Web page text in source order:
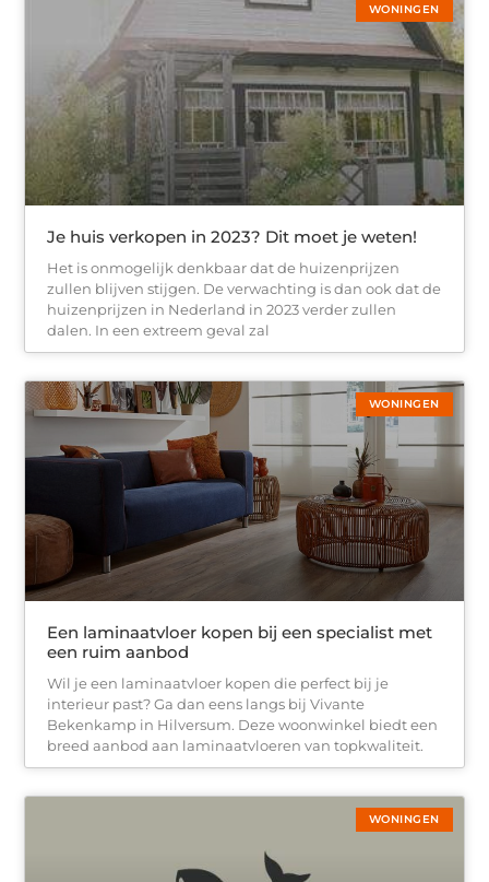
WONINGEN
Je huis verkopen in 2023? Dit moet je weten!
Het is onmogelijk denkbaar dat de huizenprijzen
zullen blijven stijgen. De verwachting is dan ook dat de
huizenprijzen in Nederland in 2023 verder zullen
dalen. In een extreem geval zal
WONINGEN
Een laminaatvloer kopen bij een specialist met
een ruim aanbod
Wil je een laminaatvloer kopen die perfect bij je
interieur past? Ga dan eens langs bij Vivante
Bekenkamp in Hilversum. Deze woonwinkel biedt een
breed aanbod aan laminaatvloeren van topkwaliteit.
WONINGEN